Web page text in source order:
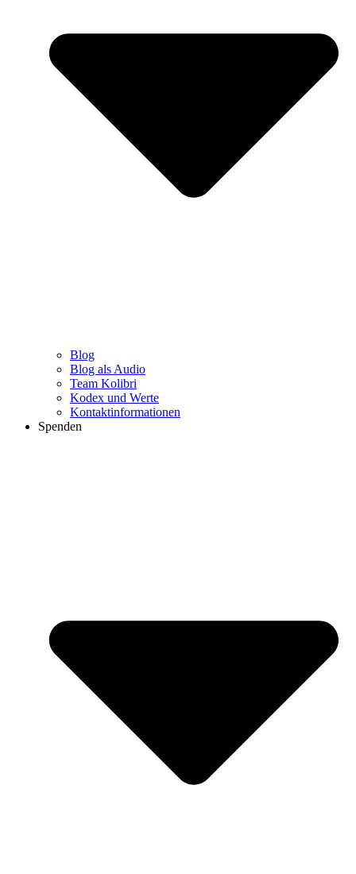
Blog
Blog als Audio
Team Kolibri
Kodex und Werte
Kontaktinformationen
Spenden